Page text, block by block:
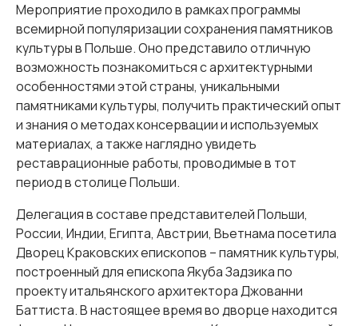
Мероприятие проходило в рамках программы
всемирной популяризации сохранения памятников
культуры в Польше. Оно представило отличную
возможность познакомиться с архитектурными
особенностями этой страны, уникальными
памятниками культуры, получить практический опыт
и знания о методах консервации и используемых
материалах, а также наглядно увидеть
реставрационные работы, проводимые в тот
период в столице Польши.
Делегация в составе представителей Польши,
России, Индии, Египта, Австрии, Вьетнама посетила
Дворец Краковских епископов – памятник культуры,
построенный для епископа Якуба Задзика по
проекту итальянского архитектора Джованни
Баттиста. В настоящее время во дворце находится